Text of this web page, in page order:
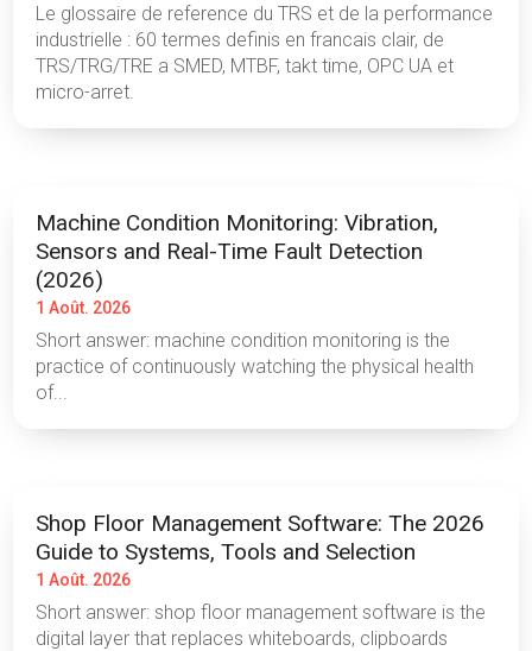
Le glossaire de reference du TRS et de la performance
industrielle : 60 termes definis en francais clair, de
TRS/TRG/TRE a SMED, MTBF, takt time, OPC UA et
micro-arret.
Machine Condition Monitoring: Vibration,
Sensors and Real-Time Fault Detection
(2026)
1 Août. 2026
Short answer: machine condition monitoring is the
practice of continuously watching the physical health
of...
Shop Floor Management Software: The 2026
Guide to Systems, Tools and Selection
1 Août. 2026
Short answer: shop floor management software is the
digital layer that replaces whiteboards, clipboards